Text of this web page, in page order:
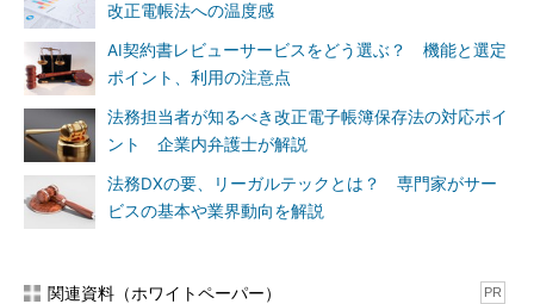
改正電帳法への温度感
AI契約書レビューサービスをどう選ぶ？ 機能と選定
ポイント、利用の注意点
法務担当者が知るべき改正電子帳簿保存法の対応ポイ
ント 企業内弁護士が解説
法務DXの要、リーガルテックとは？ 専門家がサー
ビスの基本や業界動向を解説
関連資料（ホワイトペーパー） PR